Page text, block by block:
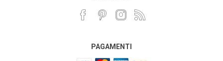
PAGAMENTI